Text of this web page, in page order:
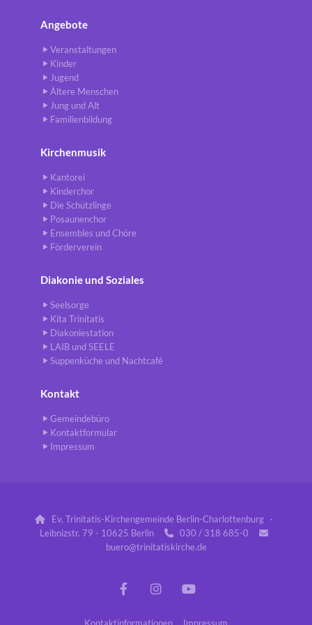
Angebote
Veranstaltungen
Kinder
Jugend
Ältere Menschen
Jung und Alt
Familienbildung
Kirchenmusik
Kantorei
Kinderchor
Die Schützlinge
Posaunenchor
Ensembles und Chöre
Förderverein
Diakonie und Soziales
Seelsorge
Kita Trinitatis
Diakoniestation
LAIB und SEELE
Suppenküche und Nachtcafé
Kontakt
Gemeindebüro
Kontaktformular
Impressum

Ev. Trinitatis-Kirchengemeinde Berlin-Charlottenburg ·
Leibnizstr. 79 - 10625 Berlin
 030 / 318 685-0 
buero@trinitatiskirche.de